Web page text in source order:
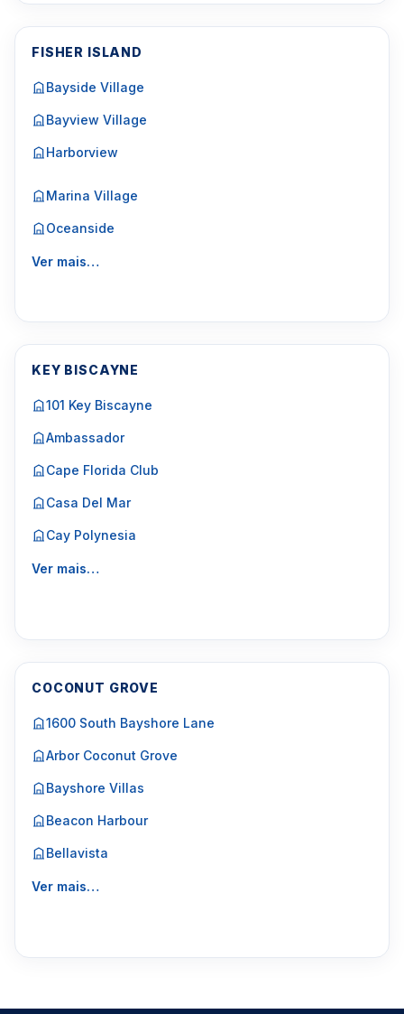
FISHER ISLAND
Bayside Village
Bayview Village
Harborview
Marina Village
Oceanside
Ver mais…
KEY BISCAYNE
101 Key Biscayne
Ambassador
Cape Florida Club
Casa Del Mar
Cay Polynesia
Ver mais…
COCONUT GROVE
1600 South Bayshore Lane
Arbor Coconut Grove
Bayshore Villas
Beacon Harbour
Bellavista
Ver mais…